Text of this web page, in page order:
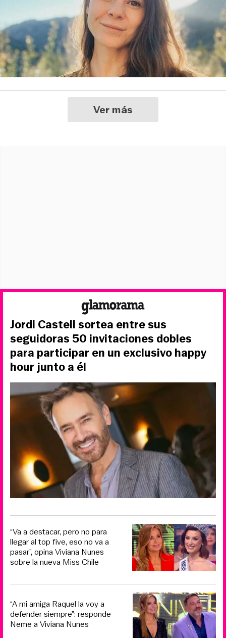
Ver más
Jordi Castell sortea entre sus
seguidoras 50 invitaciones dobles
para participar en un exclusivo happy
hour junto a él
“Va a destacar, pero no para
llegar al top five, eso no va a
pasar”, opina Viviana Nunes
sobre la nueva Miss Chile
“A mi amiga Raquel la voy a
defender siempre”: responde
Neme a Viviana Nunes